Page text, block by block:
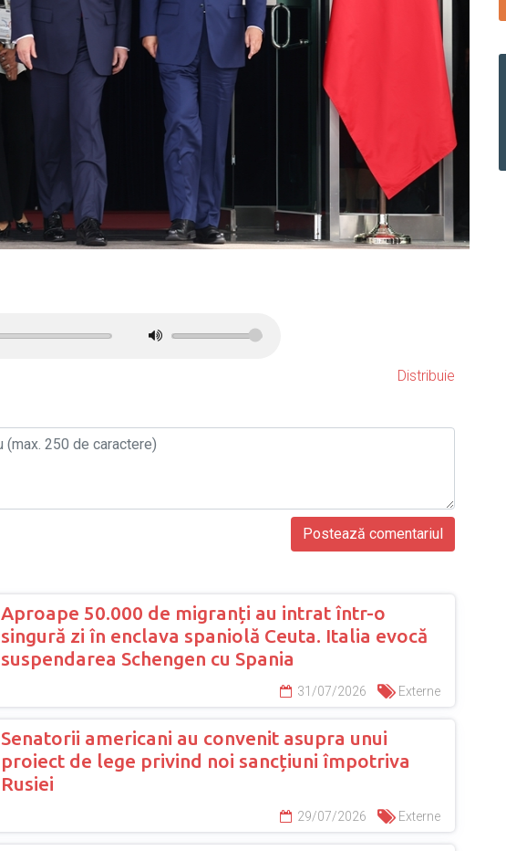
Distribuie
Aproape 50.000 de migranți au intrat într-o
singură zi în enclava spaniolă Ceuta. Italia evocă
suspendarea Schengen cu Spania
31/07/2026 Externe
Senatorii americani au convenit asupra unui
proiect de lege privind noi sancțiuni împotriva
Rusiei
29/07/2026 Externe